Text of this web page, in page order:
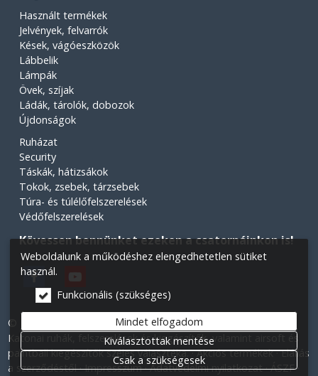
Használt termékek
Jelvények, felvarrók
Kések, vágóeszközök
Lábbelik
Lámpák
Övek, szíjak
Ládák, tárolók, dobozok
Újdonságok
Ruházat
Security
Táskák, hátizsákok
Tokok, zsebek, tárzsebek
Túra- és túlélőfelszerelések
Védőfelszerelések
Kövessen bennünket ezeken a csatornáinkon is!
© 2026 Minden jog fenntartva! Légiós Military webáruház.
Katonai ruhák, felszerelések és kiegészítők, valamint airsoft és
paintball kiegészítők széles választéka. Akciós termékek Elállás
a szerződéstől Impresszum Adatvédelmi nyilatkozat ÁSZF
Weboldalunk a működéshez elengedhetetlen sütiket
használ.
Funkcionális (szükséges)
Mindet elfogadom
Kiválasztottak mentése
Csak a szükségesek